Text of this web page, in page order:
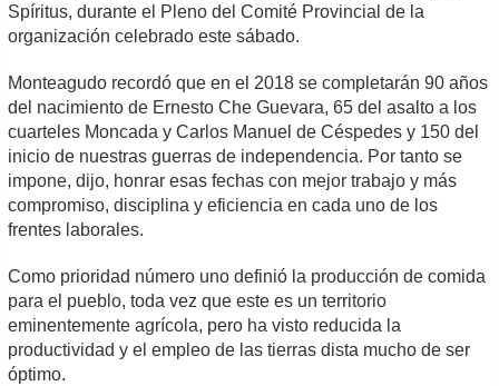
Spíritus, durante el Pleno del Comité Provincial de la
organización celebrado este sábado.
Monteagudo recordó que en el 2018 se completarán 90 años
del nacimiento de Ernesto Che Guevara, 65 del asalto a los
cuarteles Moncada y Carlos Manuel de Céspedes y 150 del
inicio de nuestras guerras de independencia. Por tanto se
impone, dijo, honrar esas fechas con mejor trabajo y más
compromiso, disciplina y eficiencia en cada uno de los
frentes laborales.
Como prioridad número uno definió la producción de comida
para el pueblo, toda vez que este es un territorio
eminentemente agrícola, pero ha visto reducida la
productividad y el empleo de las tierras dista mucho de ser
óptimo.